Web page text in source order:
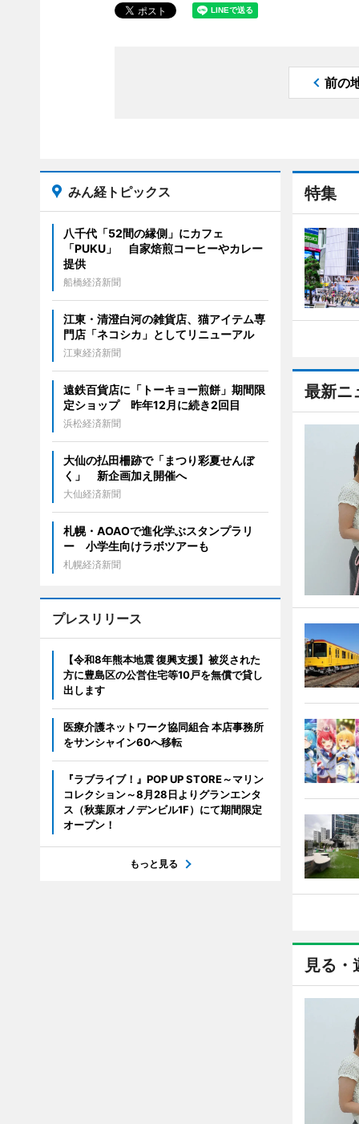
前の
特集
最新ニ
見る・
みん経トピックス
八千代「52間の縁側」にカフェ
「PUKU」 自家焙煎コーヒーやカレー
提供
船橋経済新聞
江東・清澄白河の雑貨店、猫アイテム専
門店「ネコシカ」としてリニューアル
江東経済新聞
遠鉄百貨店に「トーキョー煎餅」期間限
定ショップ 昨年12月に続き2回目
浜松経済新聞
大仙の払田柵跡で「まつり彩夏せんぼ
く」 新企画加え開催へ
大仙経済新聞
札幌・AOAOで進化学ぶスタンプラリ
ー 小学生向けラボツアーも
札幌経済新聞
プレスリリース
【令和8年熊本地震 復興支援】被災された
方に豊島区の公営住宅等10戸を無償で貸し
出します
医療介護ネットワーク協同組合 本店事務所
をサンシャイン60へ移転
『ラブライブ！』POP UP STORE～マリン
コレクション～8月28日よりグランエンタ
ス（秋葉原オノデンビル1F）にて期間限定
オープン！
もっと見る